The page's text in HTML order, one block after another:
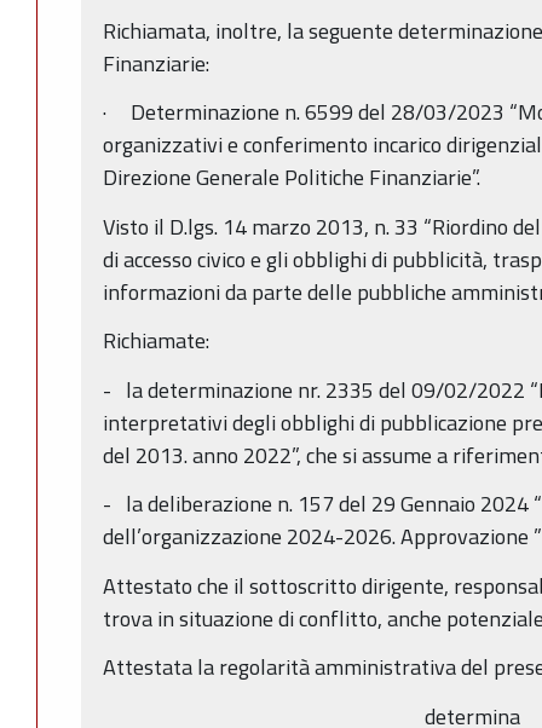
Richiamata, inoltre, la seguente
Finanziarie:
· Determinazione n. 6599 del 28/03/2023
organizzativi e conferimento incarico
Direzione Generale Politiche Finanziarie”.
Visto il D.lgs. 14 marzo 2013, n. 33 “Riordino
di accesso civico e gli obblighi di pubblicità,
informazioni da parte delle pubbliche
Richiamate:
- la determinazione nr. 2335 del 09/02/2022
interpretativi degli obblighi di pubblicazione
del 2013. anno 2022”, che si assume a
- la deliberazione n. 157 del 29 Gennaio
dell’organizzazione 2024-2026. Approvazione
Attestato che il sottoscritto dirigente,
trova in situazione di conflitto, anche
Attestata la regolarità amministrativa del
determina